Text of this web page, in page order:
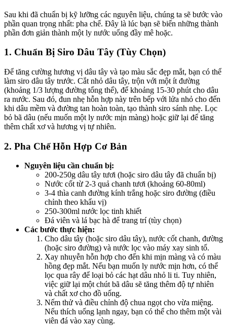
Sau khi đã chuẩn bị kỹ lưỡng các nguyên liệu, chúng ta sẽ bước vào
phần quan trọng nhất: pha chế. Đây là lúc bạn sẽ biến những thành
phần đơn giản thành một ly nước uống đầy mê hoặc.
1. Chuẩn Bị Siro Dâu Tây (Tùy Chọn)
Để tăng cường hương vị dâu tây và tạo màu sắc đẹp mắt, bạn có thể
làm siro dâu tây trước. Cắt nhỏ dâu tây, trộn với một ít đường
(khoảng 1/3 lượng đường tổng thể), để khoảng 15-30 phút cho dâu
ra nước. Sau đó, đun nhẹ hỗn hợp này trên bếp với lửa nhỏ cho đến
khi dâu mềm và đường tan hoàn toàn, tạo thành siro sánh nhẹ. Lọc
bỏ bã dâu (nếu muốn một ly nước mịn màng) hoặc giữ lại để tăng
thêm chất xơ và hương vị tự nhiên.
2. Pha Chế Hỗn Hợp Cơ Bản
Nguyên liệu cần chuẩn bị:
200-250g dâu tây tươi (hoặc siro dâu tây đã chuẩn bị)
Nước cốt từ 2-3 quả chanh tươi (khoảng 60-80ml)
3-4 thìa canh đường kính trắng hoặc siro đường (điều
chỉnh theo khẩu vị)
250-300ml nước lọc tinh khiết
Đá viên và lá bạc hà để trang trí (tùy chọn)
Các bước thực hiện:
Cho dâu tây (hoặc siro dâu tây), nước cốt chanh, đường
(hoặc siro đường) và nước lọc vào máy xay sinh tố.
Xay nhuyễn hỗn hợp cho đến khi mịn màng và có màu
hồng đẹp mắt. Nếu bạn muốn ly nước mịn hơn, có thể
lọc qua rây để loại bỏ các hạt dâu nhỏ li ti. Tuy nhiên,
việc giữ lại một chút bã dâu sẽ tăng thêm độ tự nhiên
và chất xơ cho đồ uống.
Nếm thử và điều chỉnh độ chua ngọt cho vừa miệng.
Nếu thích uống lạnh ngay, bạn có thể cho thêm một vài
viên đá vào xay cùng.